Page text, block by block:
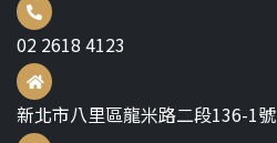
02 2618 4123
新北市八里區龍米路二段136-1號